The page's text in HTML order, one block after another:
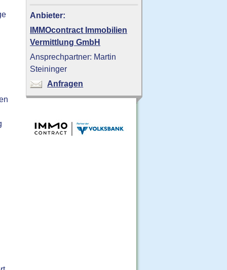
Anbieter:
IMMOcontract Immobilien
Vermittlung GmbH
Ansprechpartner: Martin
Steininger
Anfragen